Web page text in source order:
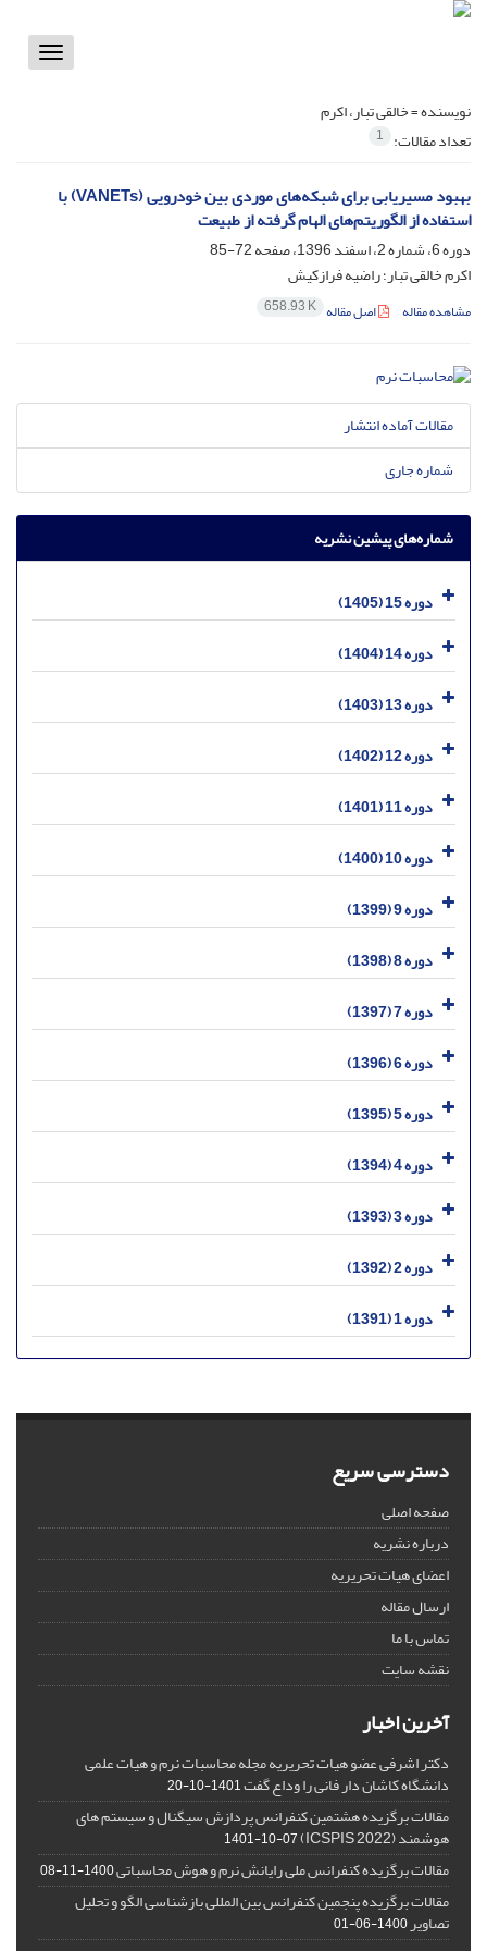
Toggle
نویسنده =خالقی تبار، اکرم
تعداد مقالات: 1
بهبود مسیریابی برای شبکه‌های موردی بین خودرویی (VANETs) با
استفاده از الگوریتم‌های الهام گرفته از طبیعت
دوره 6، شماره 2، اسفند 1396، صفحه
72-85
اکرم خالقی تبار؛ راضیه فرازکیش
مشاهده مقاله اصل مقاله 658.93 K
مقالات آماده انتشار
شماره جاری
شماره‌های پیشین نشریه
دوره 15 (1405)
دوره 14 (1404)
دوره 13 (1403)
دوره 12 (1402)
دوره 11 (1401)
دوره 10 (1400)
دوره 9 (1399)
دوره 8 (1398)
دوره 7 (1397)
دوره 6 (1396)
دوره 5 (1395)
دوره 4 (1394)
دوره 3 (1393)
دوره 2 (1392)
دوره 1 (1391)
دسترسی سریع
صفحه اصلی
درباره نشریه
اعضای هیات تحریریه
ارسال مقاله
تماس با ما
نقشه سایت
آخرین اخبار
دکتر اشرفی عضو هیات تحریریه مجله محاسبات نرم و هیات علمی
دانشگاه کاشان دار فانی را وداع گفت1401-10-20
مقالات برگزیده هشتمین کنفرانس پردازش سیگنال و سیستم های
هوشمند (ICSPIS 2022) 1401-10-07
مقالات برگزیده کنفرانس ملی رایانش نرم و هوش محاسباتی1400-11-08
مقالات برگزیده پنجمین کنفرانس بین المللی بازشناسی الگو و تحلیل
تصاویر1400-06-01